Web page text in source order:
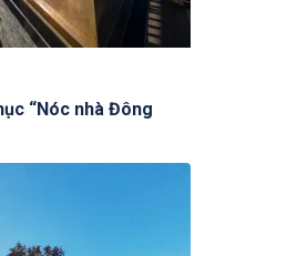
“Nóc nhà Đông